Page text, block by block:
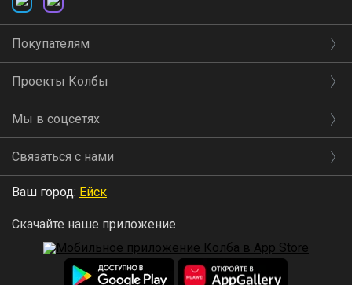
Покупателям
Проекты Колбы
Мы в соцсетях
Связаться с нами
Ваш город: Ейск
Скачайте наше приложение